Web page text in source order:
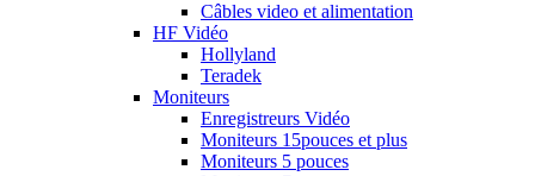
Câbles video et alimentation
HF Vidéo
Hollyland
Teradek
Moniteurs
Enregistreurs Vidéo
Moniteurs 15pouces et plus
Moniteurs 5 pouces